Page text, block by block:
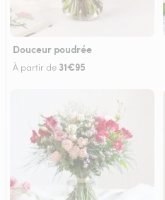
Douceur poudrée
À partir de 31€95